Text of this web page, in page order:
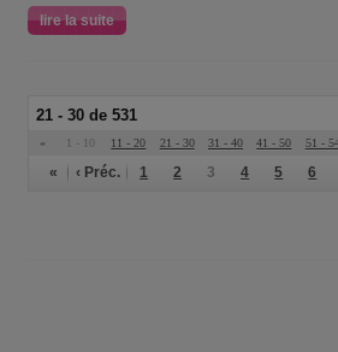
lire la suite
21 - 30 de 531
« 1 - 10 11 - 20 21 - 30 31 - 40 41 - 50 51 -
« ‹ Préc. 1 2 3 4 5 6